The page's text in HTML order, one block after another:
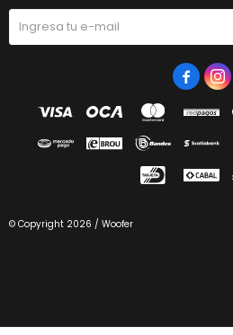
 
© Copyright 2026 / Woofer